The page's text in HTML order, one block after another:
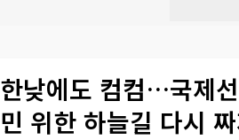
한낮에도 컴컴…국제
민 위한 하늘길 다시